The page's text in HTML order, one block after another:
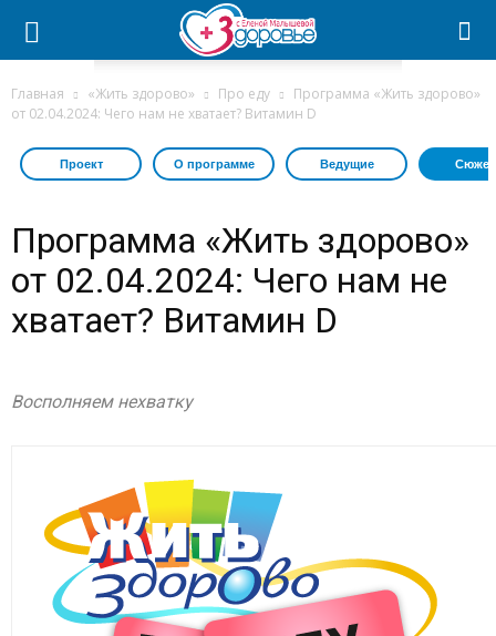
Главная «Жить здорово» Про еду
Программа «Жить здорово»
от 02.04.2024: Чего нам не хватает? Витамин D
Проект О программе Ведущие
Программа «Жить здорово»
от 02.04.2024: Чего нам не
хватает? Витамин D
Восполняем нехватку